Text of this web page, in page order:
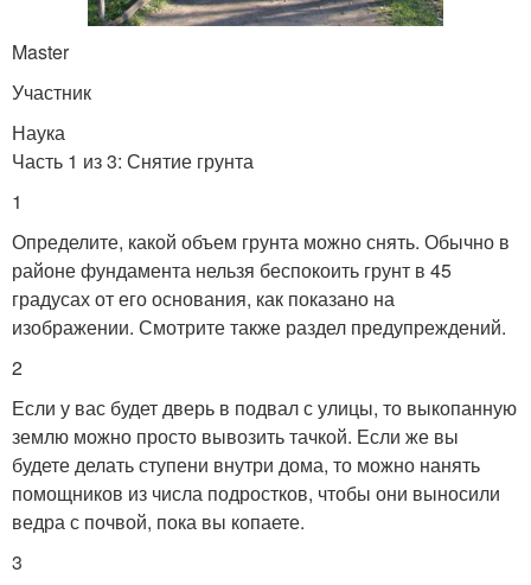
Master
Участник
Наука
Часть 1 из 3: Снятие грунта
1
Определите, какой объем грунта можно снять. Обычно в
районе фундамента нельзя беспокоить грунт в 45
градусах от его основания, как показано на
изображении. Смотрите также раздел предупреждений.
2
Если у вас будет дверь в подвал с улицы, то выкопанную
землю можно просто вывозить тачкой. Если же вы
будете делать ступени внутри дома, то можно нанять
помощников из числа подростков, чтобы они выносили
ведра с почвой, пока вы копаете.
3